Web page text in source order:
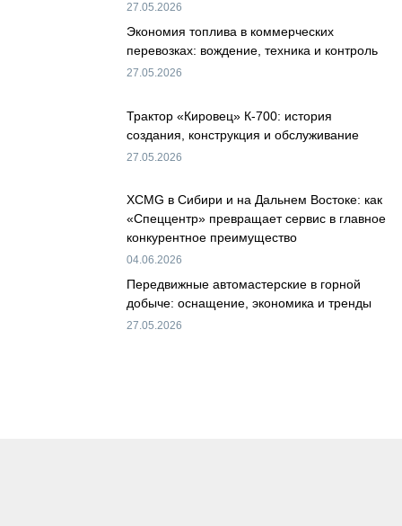
27.05.2026
Экономия топлива в коммерческих
перевозках: вождение, техника и контроль
27.05.2026
Трактор «Кировец» К-700: история
создания, конструкция и обслуживание
27.05.2026
XCMG в Сибири и на Дальнем Востоке: как
«Спеццентр» превращает сервис в главное
конкурентное преимущество
04.06.2026
Передвижные автомастерские в горной
добыче: оснащение, экономика и тренды
27.05.2026